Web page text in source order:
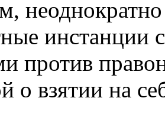
против
о взятии на